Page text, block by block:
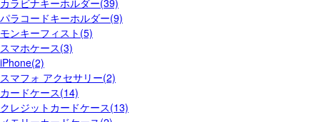
パラコードキーホルダー(9)
モンキーフィスト(5)
スマホケース(3)
iPhone(2)
スマフォ アクセサリー(2)
カードケース(14)
クレジットカードケース(13)